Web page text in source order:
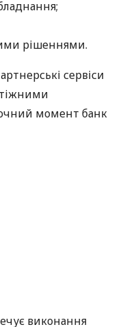
рішеннями.
сервіси
момент банк
виконання